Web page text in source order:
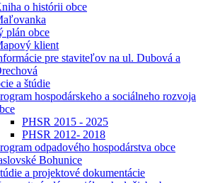
o histórii obce
plán obce
klient
pre staviteľov na ul. Dubová a
a štúdie
hospodárskeho a sociálneho rozvoja
PHSR 2015 - 2025
PHSR 2012- 2018
odpadového hospodárstva obce
Bohunice
a projektové dokumentácie